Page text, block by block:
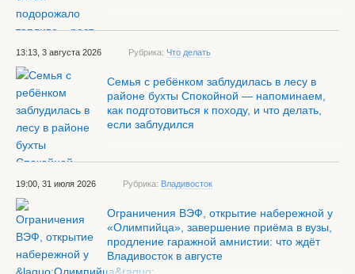
13:13, 3 августа 2026 Рубрика: Что делать
Семья с ребёнком заблудилась в лесу в
районе бухты Спокойной — напоминаем,
как подготовиться к походу, и что делать,
если заблудился
19:00, 31 июля 2026 Рубрика: Владивосток
Ограничения ВЭФ, открытие набережной у
«Олимпийца», завершение приёма в вузы,
продление гаражной амнистии: что ждёт
Владивосток в августе